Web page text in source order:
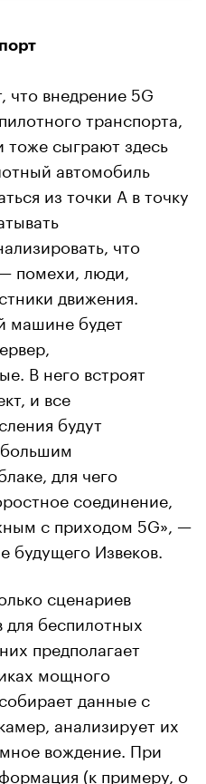
внедрение 5G
транспорта,
тоже сыграют здесь
автомобиль
из точки А в точку
что
помехи, люди,
движения.
машине будет
В него встроят
и все
будут
для чего
соединение,
с приходом 5G», —
будущего Извеков.
сценариев
для беспилотных
предполагает
мощного
данные с
анализирует их
вождение. При
(к примеру, о